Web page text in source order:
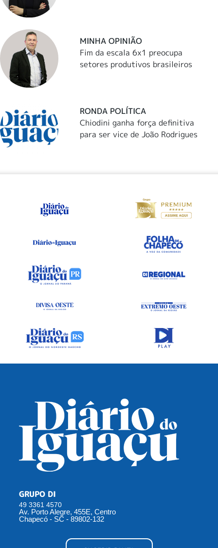
MINHA OPINIÃO
Fim da escala 6x1 preocupa
setores produtivos brasileiros
RONDA POLÍTICA
Chiodini ganha força definitiva
para ser vice de João Rodrigues
GRUPO DI
49 3361 4570
Av. Porto Alegre, 455E, Centro
Chapecó - SC - 89802-132